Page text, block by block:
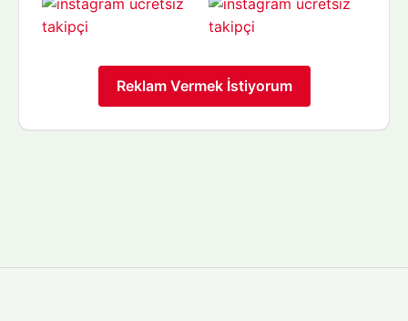
Reklam Vermek İstiyorum